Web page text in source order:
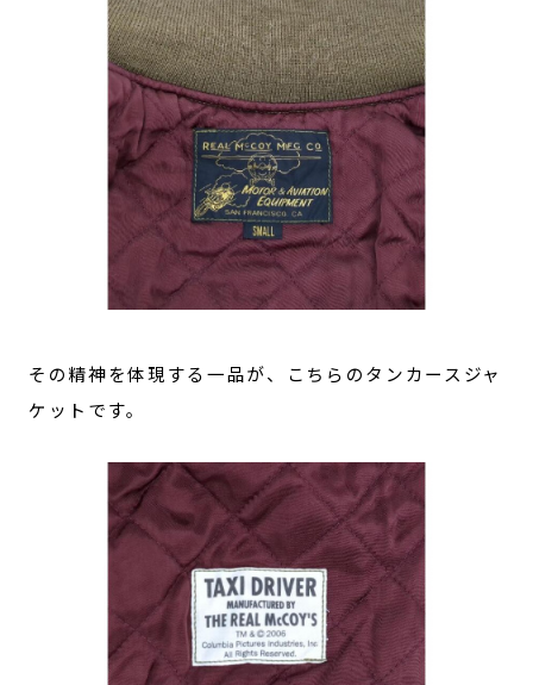
その精神を体現する一品が、こちらのタンカースジャ
ケットです。